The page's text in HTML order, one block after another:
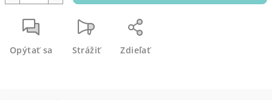
Opýtať sa Strážiť Zdieľať